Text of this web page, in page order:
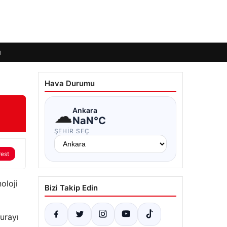
Hava Durumu
☁Ankara
NaN°C
ŞEHIR SEÇ
Bizi Takip Edin